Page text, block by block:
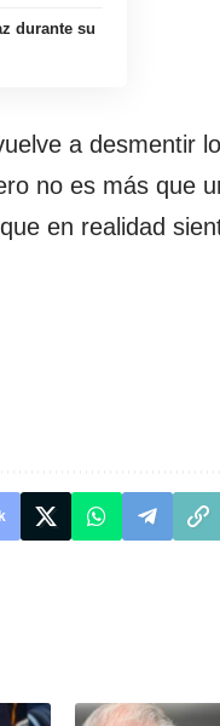
durante su
a desmentir
no es más que
en realidad